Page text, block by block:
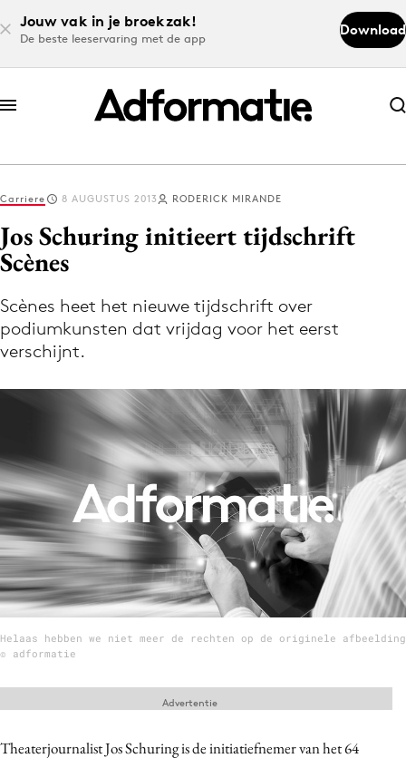
Jouw vak in je broekzak!
De beste leeservaring met de app
Download
Abonneer nu
Abonneer nu
Log in
Volg het laatste nieuws via de Adformatie
Nieuws app
Menu
Home
9 sept: GenAI-training
12 nov: MarketingLive!
Adverteren
Events
Opleidingen
Carriere 8 AUGUSTUS 2013 RODERICK MIRANDE
Jos Schuring initieert tijdschrift
Scènes
Scènes heet het nieuwe tijdschrift over
podiumkunsten dat vrijdag voor het eerst
verschijnt.
Helaas hebben we niet meer de rechten op de originele afbeelding
© adformatie
Theaterjournalist Jos Schuring is de initiatiefnemer van het 64
Advertentie